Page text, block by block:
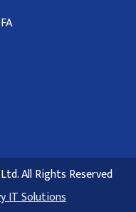
All Rights Reserved
IT Solutions